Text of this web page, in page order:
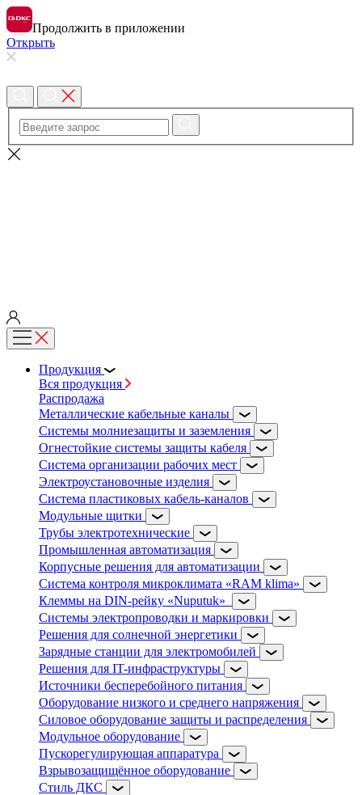
Продолжить в приложении
Открыть
Продукция
Вся продукция
Распродажа
Металлические кабельные каналы
Системы молниезащиты и заземления
Огнестойкие системы защиты кабеля
Система организации рабочих мест
Электроустановочные изделия
Система пластиковых кабель-каналов
Модульные щитки
Трубы электротехнические
Промышленная автоматизация
Корпусные решения для автоматизации
Система контроля микроклимата «RAM klima»
Клеммы на DIN-рейку «Nuputuk»
Системы электропроводки и маркировки
Решения для солнечной энергетики
Зарядные станции для электромобилей
Решения для IT-инфраструктуры
Источники бесперебойного питания
Оборудование низкого и среднего напряжения
Силовое оборудование защиты и распределения
Модульное оборудование
Пускорегулирующая аппаратура
Взрывозащищённое оборудование
Стиль ДКС